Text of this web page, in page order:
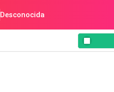
Desconocida